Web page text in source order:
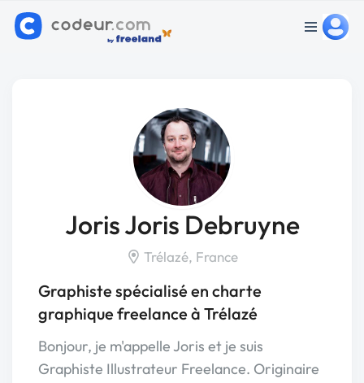
Joris Joris Debruyne
Trélazé, France
Graphiste spécialisé en charte
graphique freelance à Trélazé
Bonjour, je m'appelle Joris et je suis
Graphiste Illustrateur Freelance. Originaire